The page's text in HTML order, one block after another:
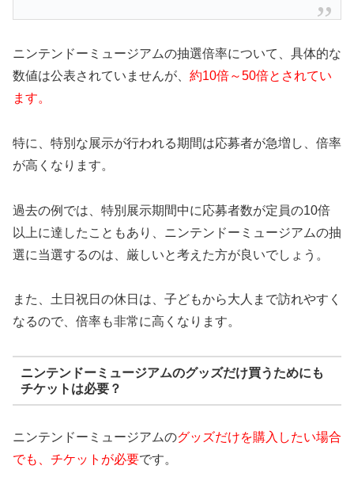
ニンテンドーミュージアムの抽選倍率について、具体的な
数値は公表されていませんが、 約10倍～50倍とされてい
ます。
特に、特別な展示が行われる期間は応募者が急増し、倍率
が高くなります。
過去の例では、特別展示期間中に応募者数が定員の10倍
以上に達したこともあり、ニンテンドーミュージアムの抽
選に当選するのは、厳しいと考えた方が良いでしょう。
また、土日祝日の休日は、子どもから大人まで訪れやすく
なるので、倍率も非常に高くなります。
ニンテンドーミュージアムのグッズだけ買うためにも
チケットは必要？
ニンテンドーミュージアムのグッズだけを購入したい場合
でも、チケットが必要です。